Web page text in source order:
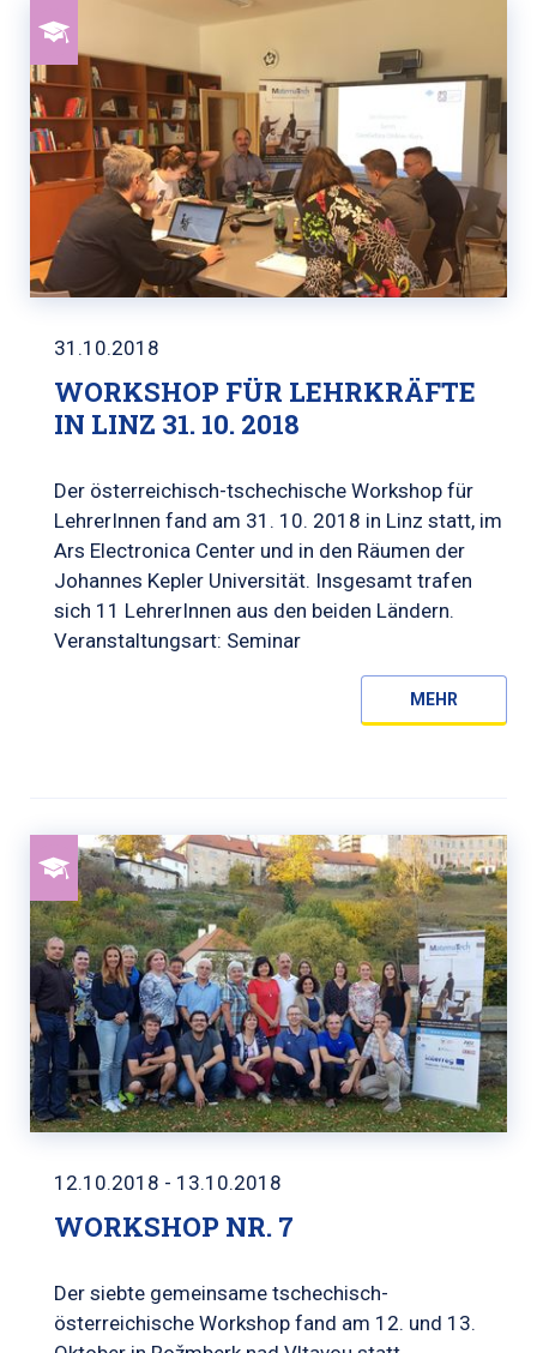
31.10.2018
WORKSHOP FÜR LEHRKRÄFTE
IN LINZ 31. 10. 2018
Der österreichisch-tschechische Workshop für
LehrerInnen fand am 31. 10. 2018 in Linz statt, im
Ars Electronica Center und in den Räumen der
Johannes Kepler Universität. Insgesamt trafen
sich 11 LehrerInnen aus den beiden Ländern.
Veranstaltungsart: Seminar
MEHR
12.10.2018 - 13.10.2018
WORKSHOP NR. 7
Der siebte gemeinsame tschechisch-
österreichische Workshop fand am 12. und 13.